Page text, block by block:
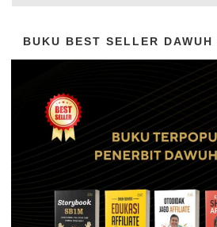
BUKU BEST SELLER DAWUH